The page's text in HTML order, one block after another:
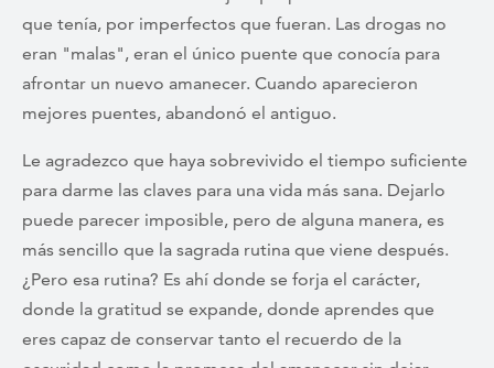
que tenía, por imperfectos que fueran. Las drogas no
eran "malas", eran el único puente que conocía para
afrontar un nuevo amanecer. Cuando aparecieron
mejores puentes, abandonó el antiguo.
Le agradezco que haya sobrevivido el tiempo suficiente
para darme las claves para una vida más sana. Dejarlo
puede parecer imposible, pero de alguna manera, es
más sencillo que la sagrada rutina que viene después.
¿Pero esa rutina? Es ahí donde se forja el carácter,
donde la gratitud se expande, donde aprendes que
eres capaz de conservar tanto el recuerdo de la